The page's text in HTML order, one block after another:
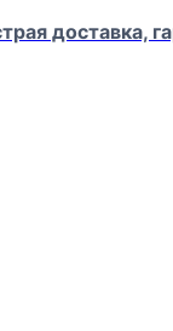
доставка,